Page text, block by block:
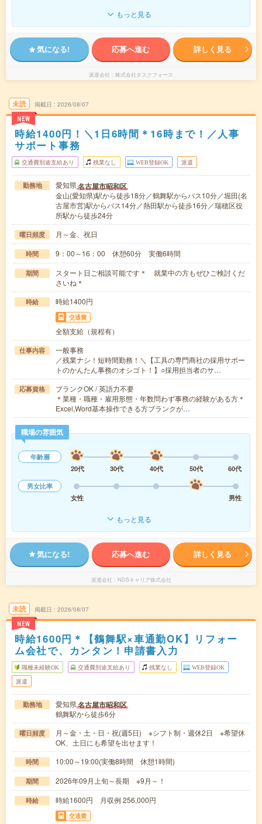
もっと見る
気になる! 応募へ進む 詳しく見る
派遣会社 株式会社タスクフォース
未読
NEW
掲載日 2026/08/07
時給1400円！＼1日6時間＊16時まで！／人事
サポート事務
交通費別途支給あり 残業なし WEB登録OK 派遣
勤務地 愛知県名古屋市昭和区
金山(愛知県)駅から徒歩18分／鶴舞駅からバス10分／堀田(名
古屋市営)駅からバス14分／熱田駅から徒歩16分／瑞穂区役
所駅から徒歩24分
曜日頻度 月～金、祝日
時間 9：00～16：00 休憩60分 実働6時間
期間
スタート日ご相談可能です＊ 就業中の方もぜひご検討くだ
さいね＊
時給 時給1400円
交通費
全額支給（規程有）
仕事内容
一般事務
／残業ナシ！短時間勤務！＼【工具の専門商社の採用サポー
トのかんたん事務のオシゴト！】○採用担当者のサ…
応募資格
ブランクOK / 英語力不要
＊業種・職種・雇用形態・年数問わず事務の経験がある方＊
Excel,Word基本操作できる方ブランクが…
職場の雰囲気
年齢層
20代
30代 40代 50代
60代
男女比率
女性
男性
もっと見る
気になる! 応募へ進む 詳しく見る
派遣会社 NDSキャリア株式会社
未読
NEW
掲載日 2026/08/07
時給1600円＊【鶴舞駅×車通勤OK】リフォー
ム会社で、カンタン！申請書入力
職種未経験OK 交通費別途支給あり 残業なし WEB登録OK
派遣
勤務地 愛知県名古屋市昭和区
鶴舞駅から徒歩6分
曜日頻度
月～金・土・日・祝(週5日) ※シフト制・週休2日 ※希望休
OK、土日にも希望を出せます！
時間 10:00～19:00(実働8時間 休憩1時間)
期間 2026年09月上旬～長期 ※9月～！
時給 時給1600円 月収例 256,000円
交通費